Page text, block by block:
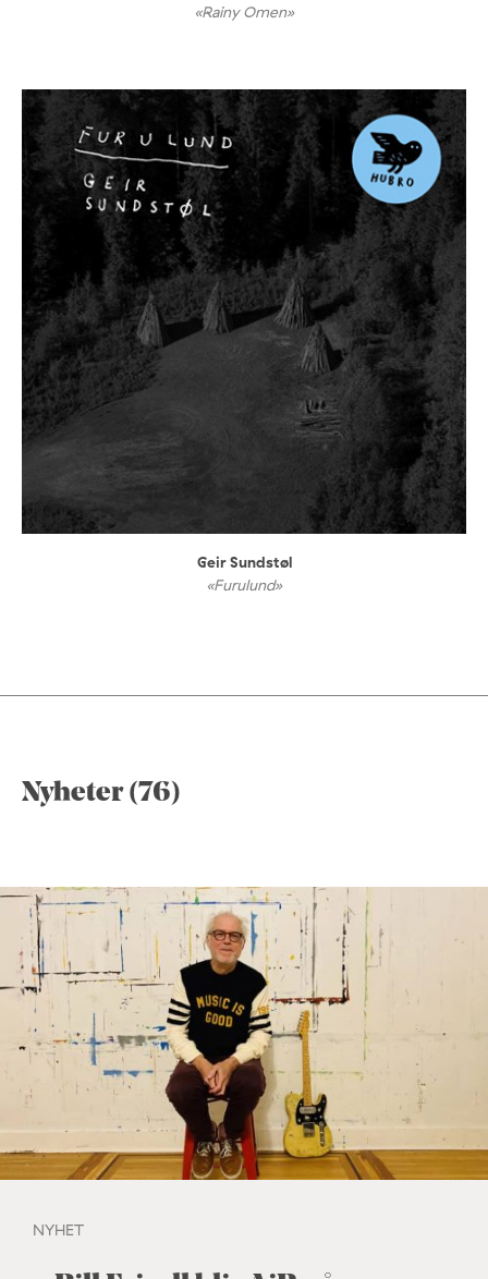
«Rainy Omen»
Geir Sundstøl
«Furulund»
Nyheter (76)
NYHET